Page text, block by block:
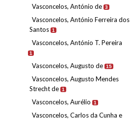
Vasconcelos, António de 3
Vasconcelos, António Ferreira dos
Santos 1
Vasconcelos, António T. Pereira
1
Vasconcelos, Augusto de 15
Vasconcelos, Augusto Mendes
Strecht de 1
Vasconcelos, Aurélio 1
Vasconcelos, Carlos da Cunha e